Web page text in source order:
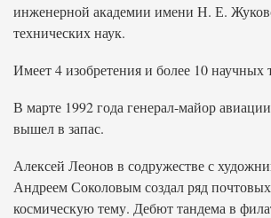
инженерной академии имени Н. Е.
технических наук.
Имеет 4 изобретения и более 10 научных
В марте 1992 года генерал-майор
вышел в запас.
Алексей Леонов в содружестве с
Андреем Соколовым создал ряд
космическую тему. Дебют тандема в